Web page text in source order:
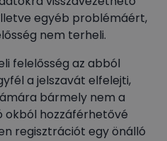
egyéb problémáért,
nem terheli.
felelősség az abból
a jelszavát elfelejti,
bármely nem a
hozzáférhetővé
regisztrációt egy önálló